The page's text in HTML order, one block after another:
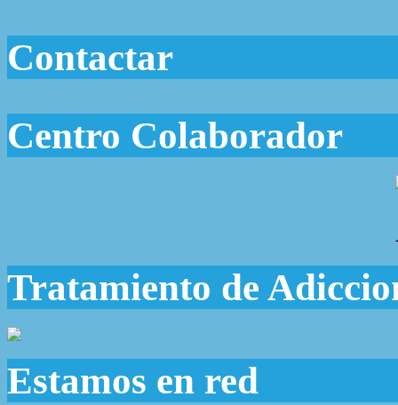
Contactar
Centro Colaborador
Tratamiento de
Estamos en red